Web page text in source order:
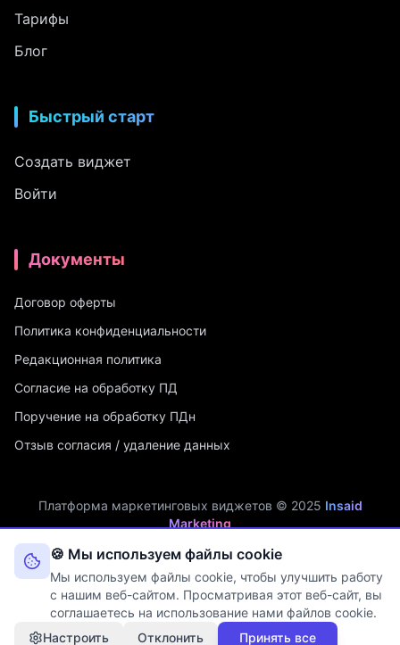
Тарифы
Блог
Быстрый старт
Создать виджет
Войти
Документы
Договор оферты
Политика конфиденциальности
Редакционная политика
Согласие на обработку ПД
Поручение на обработку ПДн
Отзыв согласия / удаление данных
Платформа маркетинговых виджетов © 2025 Insaid
Marketing
ИП Мухамадеев Р.А. | ИНН: 740704342750 | ОГРНИП:
321745600019048
Оператор персональных данных. Рег. № 74-25-030077 в реестре
Роскомнадзора (Приказ № 108 от 03.06.2025)
🍪 Мы используем файлы cookie
Мы используем файлы cookie, чтобы улучшить работу
с нашим веб-сайтом. Просматривая этот веб-сайт, вы
соглашаетесь на использование нами файлов cookie.
Настроить
Отклонить Принять все